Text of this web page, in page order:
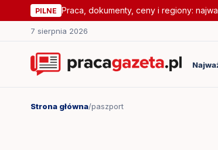
PILNE Praca, dokumenty, ceny i regiony:
7 sierpnia 2026
Strona główna/paszport